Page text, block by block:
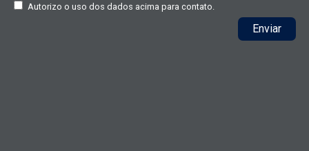
Autorizo o uso dos dados acima para contato.
Enviar